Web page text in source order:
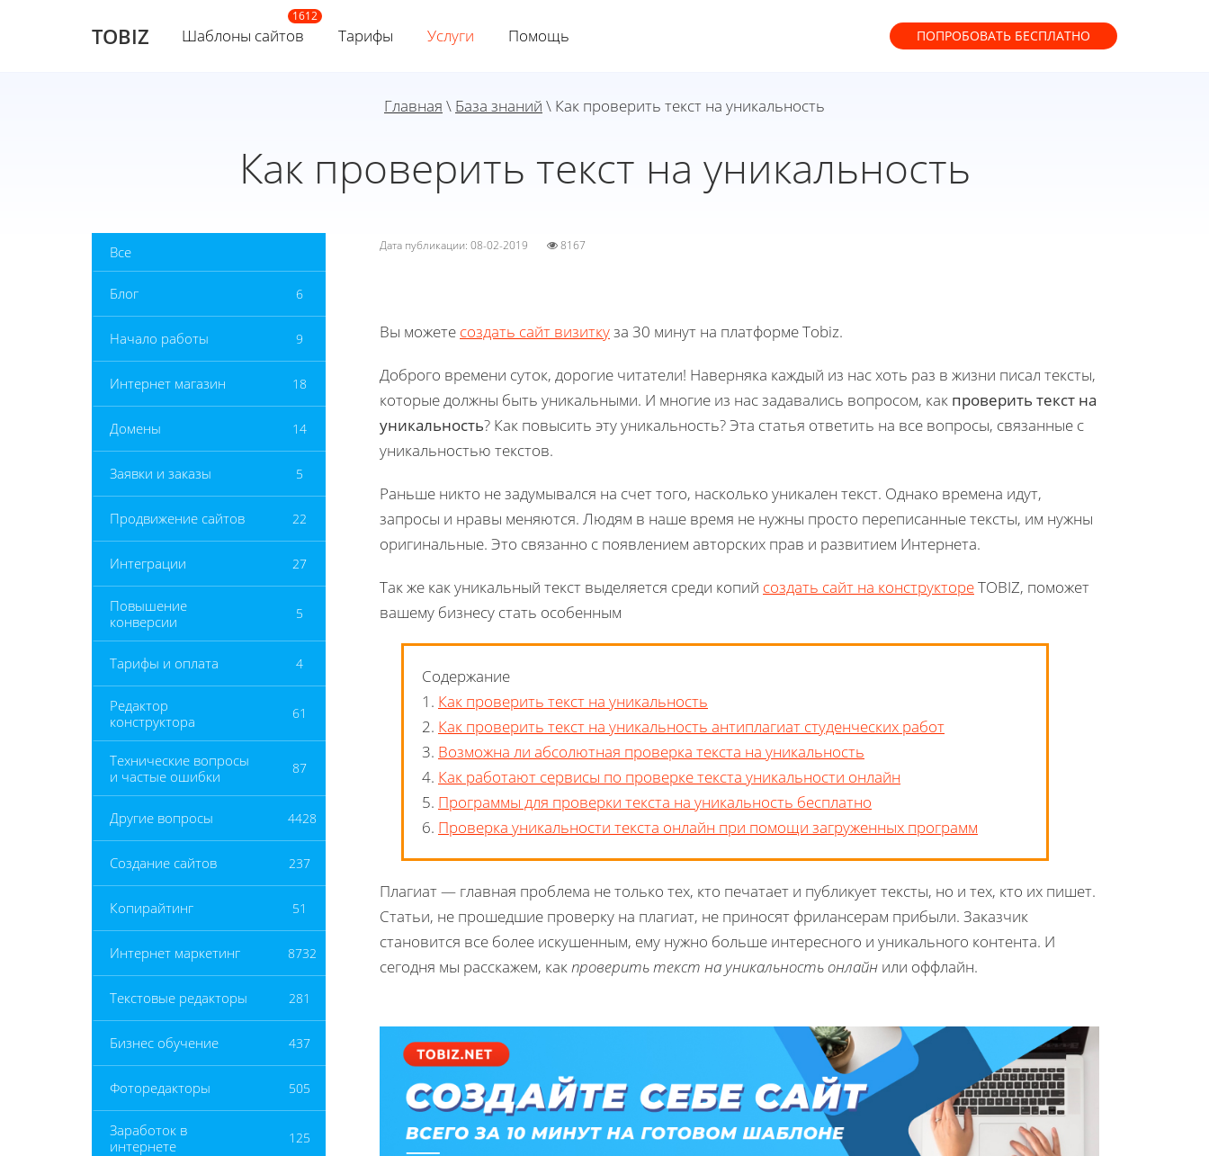
TOBIZ Шаблоны сайтов Тарифы Услуги Помощь ПОПРОБОВАТЬ БЕСПЛАТНО
Главная \ База знаний \ Как проверить текст на уникальность
Как проверить текст на уникальность
Все
Блог 6
Начало работы 9
Интернет магазин 18
Домены 14
Заявки и заказы 5
Продвижение сайтов 22
Интеграции 27
Повышение
конверсии
5
Тарифы и оплата 4
Редактор
конструктора
61
Технические вопросы
и частые ошибки
87
Другие вопросы 4428
Создание сайтов 237
Копирайтинг 51
Интернет маркетинг 8732
Текстовые редакторы 281
Бизнес обучение 437
Фоторедакторы 505
Заработок в
интернете
125
Дата публикации: 08-02-2019 8167
Вы можете создать сайт визиткуза 30 минут на платформе Tobiz.
Доброго времени суток, дорогие читатели! Наверняка каждый из нас хоть раз в жизни писал тексты,
которые должны быть уникальными. И многие из нас задавались вопросом, как проверить текст на
уникальность? Как повысить эту уникальность? Эта статья ответить на все вопросы, связанные с
уникальностью текстов.
Раньше никто не задумывался на счет того, насколько уникален текст. Однако времена идут,
запросы и нравы меняются. Людям в наше время не нужны просто переписанные тексты, им нужны
оригинальные. Это связанно с появлением авторских прав и развитием Интернета.
Так же как уникальный текст выделяется среди копий создать сайт на конструктореTOBIZ, поможет
вашему бизнесу стать особенным
Содержание
1. Как проверить текст на уникальность
2. Как проверить текст на уникальность антиплагиат студенческих работ
3. Возможна ли абсолютная проверка текста на уникальность
4. Как работают сервисы по проверке текста уникальности онлайн
5. Программы для проверки текста на уникальность бесплатно
6. Проверка уникальности текста онлайн при помощи загруженных программ
Плагиат — главная проблема не только тех, кто печатает и публикует тексты, но и тех, кто их пишет.
Статьи, не прошедшие проверку на плагиат, не приносят фрилансерам прибыли. Заказчик
становится все более искушенным, ему нужно больше интересного и уникального контента. И
сегодня мы расскажем, какпроверить текст на уникальность онлайн или оффлайн.